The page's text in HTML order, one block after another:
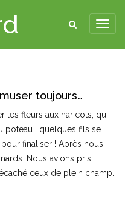
toujours…
les fleurs aux haricots, qui
poteau… quelques fils se
finaliser ! Après nous
Nous avions pris
ceux de plein champ.